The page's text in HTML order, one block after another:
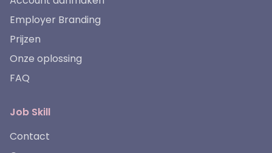
Employer Branding
Prijzen
Onze oplossing
FAQ
Job Skill
Contact